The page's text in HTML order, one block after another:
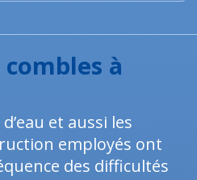
à
et aussi les
employés ont
des difficultés